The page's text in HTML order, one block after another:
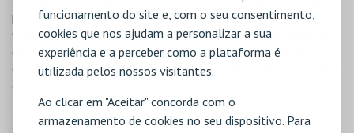
funcionamento do site e, com o seu consentimento,
cookies que nos ajudam a personalizar a sua
experiência e a perceber como a plataforma é
utilizada pelos nossos visitantes.
Ao clicar em "Aceitar" concorda com o
armazenamento de cookies no seu dispositivo. Para
pode chegar aos 15 ºC com possibilidade de vento.
O público senta-se no areal, perto da zona de rebentação, e
de frente para o sol. Recomenda-se vivamente o uso de
óculos e chapéu de sol, assim como calçado resistente à água
ou impermeável.
PONTO DE ENCONTRO